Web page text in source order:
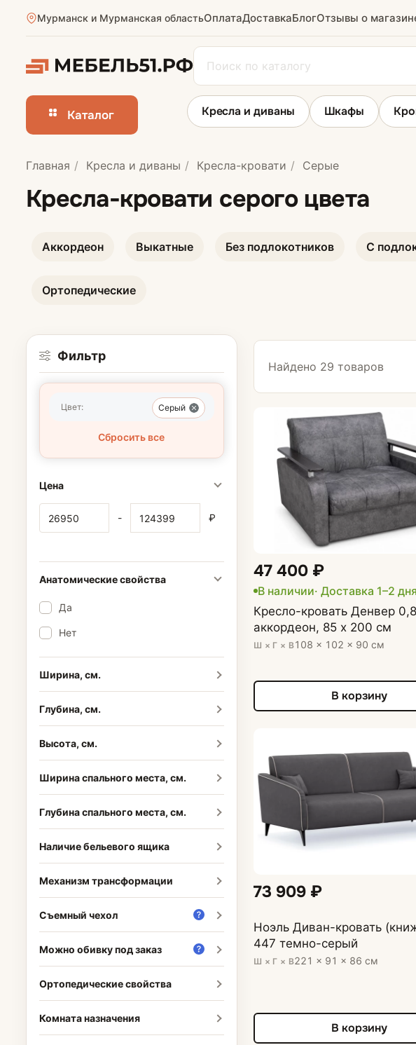
Мурманск и Мурманская областьОплатаДоставкаБлогОтзывы о
Каталог
Кресла для гостиной
Кресла-кровати
Кресла-качалки
Кресла на ножках
Кресла-мешки
Кресла подвесные
Кресла и диваны Шкафы
Главная Кресла и диваны Кресла-кровати Серые
Кресла-кровати серого цвета
Аккордеон Выкатные Без подлокотников С
Ортопедические
Фильтр
Цвет: Серый
Сбросить все
Цена
- ₽
Анатомические свойства
Да
Нет
Ширина, см.
Глубина, см.
Высота, см.
Ширина спального места, см.
Глубина спального места, см.
Наличие бельевого ящика
Механизм трансформации
Съемный чехол
Можно обивку под заказ
Ортопедические свойства
Комната назначения
Найдено 29 товаров
47 400 ₽
В наличии· Доставка 1–2 дня
Кресло-кровать Денвер
аккордеон, 85 х 200 см
Ш × Г × В108 × 102 × 90 см
В корзину
73 909 ₽
Ноэль Диван-кровать
447 темно-серый
Ш × Г × В221 × 91 × 86 см
В корзину